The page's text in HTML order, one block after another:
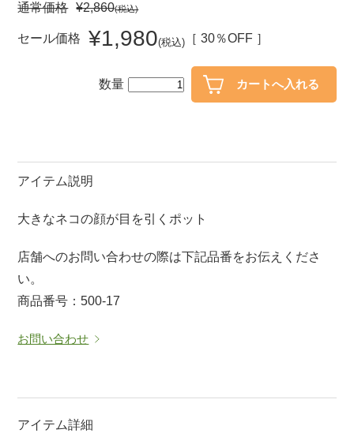
アイテム
小皿 中皿・取皿
長皿・さんま皿 付出皿
ポット
マグカップ 蓋付マグ
そば千代口
小抹茶碗
箸・カトラリー
通常価格 ¥2,860(税込)
セール価格 ¥1,980(税込) ［ 30％OFF ］
数量
アイテム説明
大きなネコの顔が目を引くポット
店舗へのお問い合わせの際は下記品番をお伝えくださ
い。
商品番号：500-17
お問い合わせ
アイテム詳細